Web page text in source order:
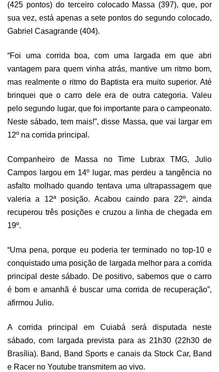
(425 pontos) do terceiro colocado Massa (397), que, por
sua vez, está apenas a sete pontos do segundo colocado,
Gabriel Casagrande (404).
“Foi uma corrida boa, com uma largada em que abri
vantagem para quem vinha atrás, mantive um ritmo bom,
mas realmente o ritmo do Baptista era muito superior. Até
brinquei que o carro dele era de outra categoria. Valeu
pelo segundo lugar, que foi importante para o campeonato.
Neste sábado, tem mais!”, disse Massa, que vai largar em
12º na corrida principal.
Companheiro de Massa no Time Lubrax TMG, Julio
Campos largou em 14º lugar, mas perdeu a tangência no
asfalto molhado quando tentava uma ultrapassagem que
valeria a 12ª posição. Acabou caindo para 22º, ainda
recuperou três posições e cruzou a linha de chegada em
19º.
“Uma pena, porque eu poderia ter terminado no top-10 e
conquistado uma posição de largada melhor para a corrida
principal deste sábado. De positivo, sabemos que o carro
é bom e amanhã é buscar uma corrida de recuperação”,
afirmou Julio.
A corrida principal em Cuiabá será disputada neste
sábado, com largada prevista para as 21h30 (22h30 de
Brasília). Band, Band Sports e canais da Stock Car, Band
e Racer no Youtube transmitem ao vivo.